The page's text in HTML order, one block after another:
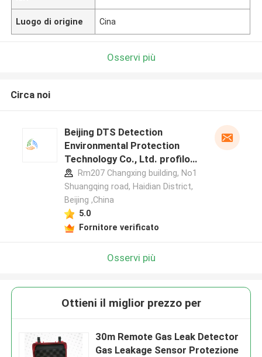
Luogo di origine Cina
Osservi più
Circa noi
Beijing DTS Detection
Environmental Protection
Technology Co., Ltd. profilo
del produttore
Rm207 Changxing building, No1
Shuangqing road, Haidian District,
Beijing ,China
5.0
Fornitore verificato
Osservi più
Ottieni il miglior prezzo per
30m Remote Gas Leak Detector
Gas Leakage Sensor Protezione